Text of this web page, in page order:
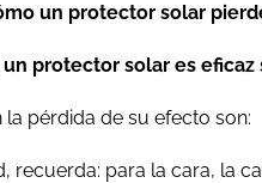
un protector solar
un protector solar es
pérdida de su efecto son:
recuerda: para la cara, la